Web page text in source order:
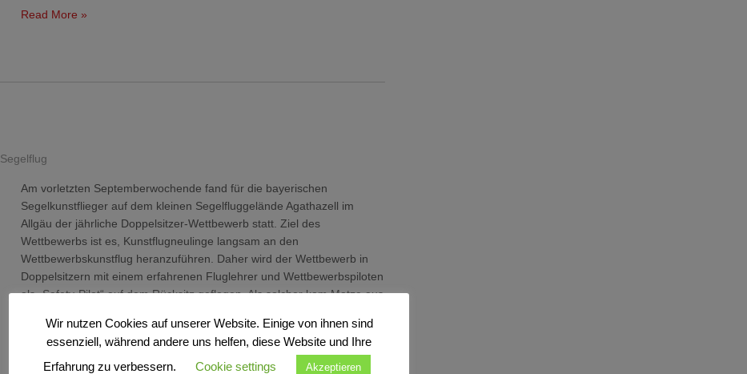
Read More »
Segelflug
Am vorletzten Septemberwochende fand für die bayerischen
Segelkunstflieger auf dem kleinen Segelfluggelände Agathazell im
Allgäu der jährliche Doppelsitzer-Wettbewerb statt. Ziel des
Wettbewerbs ist es, Kunstflugneulinge langsam an den
Wettbewerbskunstflug heranzuführen. Daher wird der Wettbewerb in
Doppelsitzern mit einem erfahrenen Fluglehrer und Wettbewerbspiloten
als „Safety-Pilot“ auf dem Rücksitz geflogen. Als solcher kam Matze aus
Read More »
Wir nutzen Cookies auf unserer Website. Einige von ihnen sind
essenziell, während andere uns helfen, diese Website und Ihre
Erfahrung zu verbessern.
Cookie settings Akzeptieren